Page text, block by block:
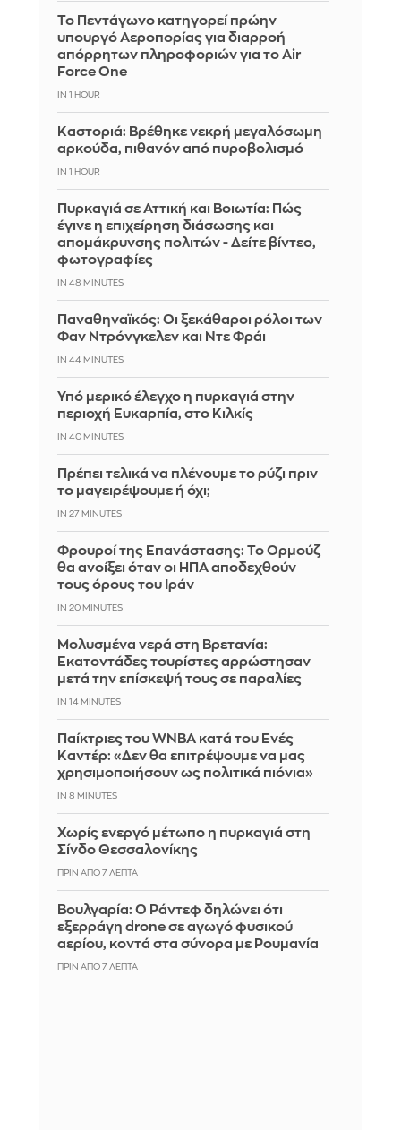
Το Πεντάγωνο κατηγορεί πρώην
υπουργό Αεροπορίας για διαρροή
απόρρητων πληροφοριών για το Air
Force One
IN 1 HOUR
Καστοριά: Βρέθηκε νεκρή μεγαλόσωμη
αρκούδα, πιθανόν από πυροβολισμό
IN 1 HOUR
Πυρκαγιά σε Αττική και Βοιωτία: Πώς
έγινε η επιχείρηση διάσωσης και
απομάκρυνσης πολιτών - Δείτε βίντεο,
φωτογραφίες
IN 48 MINUTES
Παναθηναϊκός: Οι ξεκάθαροι ρόλοι των
Φαν Ντρόνγκελεν και Ντε Φράι
IN 44 MINUTES
Υπό μερικό έλεγχο η πυρκαγιά στην
περιοχή Ευκαρπία, στο Κιλκίς
IN 40 MINUTES
Πρέπει τελικά να πλένουμε το ρύζι πριν
το μαγειρέψουμε ή όχι;
IN 27 MINUTES
Φρουροί της Επανάστασης: Το Ορμούζ
θα ανοίξει όταν οι ΗΠΑ αποδεχθούν
τους όρους του Ιράν
IN 20 MINUTES
Μολυσμένα νερά στη Βρετανία:
Εκατοντάδες τουρίστες αρρώστησαν
μετά την επίσκεψή τους σε παραλίες
IN 14 MINUTES
Παίκτριες του WNBA κατά του Ενές
Καντέρ: «Δεν θα επιτρέψουμε να μας
χρησιμοποιήσουν ως πολιτικά πιόνια»
IN 8 MINUTES
Χωρίς ενεργό μέτωπο η πυρκαγιά στη
Σίνδο Θεσσαλονίκης
ΠΡΙΝ ΑΠΌ 7 ΛΕΠΤΆ
Βουλγαρία: Ο Ράντεφ δηλώνει ότι
εξερράγη drone σε αγωγό φυσικού
αερίου, κοντά στα σύνορα με Ρουμανία
ΠΡΙΝ ΑΠΌ 7 ΛΕΠΤΆ